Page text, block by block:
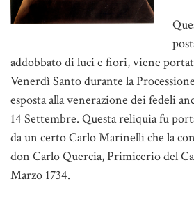
addobbato di luci e fiori, viene
Venerdì Santo durante la
esposta alla venerazione dei fedeli
14 Settembre. Questa reliquia fu
da un certo Carlo Marinelli che la
don Carlo Quercia, Primicerio del
Marzo 1734.